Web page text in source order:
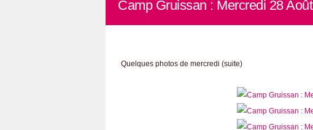
Camp Gruissan : Mercredi 28 Août
Quelques photos de mercredi (suite)